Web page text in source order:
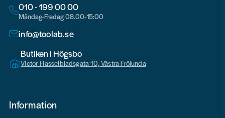
010 - 199 00 00
Måndag-Fredag 08.00-15:00
info@toolab.se
Butiken i Högsbo
Victor Hasselbladsgata 10, Västra Frölunda
Information